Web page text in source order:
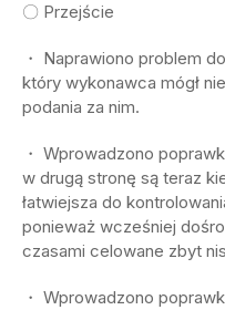
〇 Przejście
・ Naprawiono problem
który wykonawca mógł
podania za nim.
・ Wprowadzono
w drugą stronę są teraz
łatwiejsza do
ponieważ wcześniej
czasami celowane zbyt
・ Wprowadzono